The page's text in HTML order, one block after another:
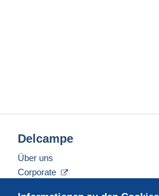
Delcampe
Über uns
Corporate